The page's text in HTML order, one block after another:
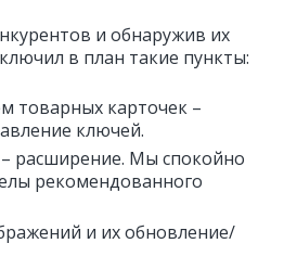
и обнаружив их
в план такие пункты:
товарных карточек –
ключей.
расширение. Мы спокойно
рекомендованного
и их обновление/